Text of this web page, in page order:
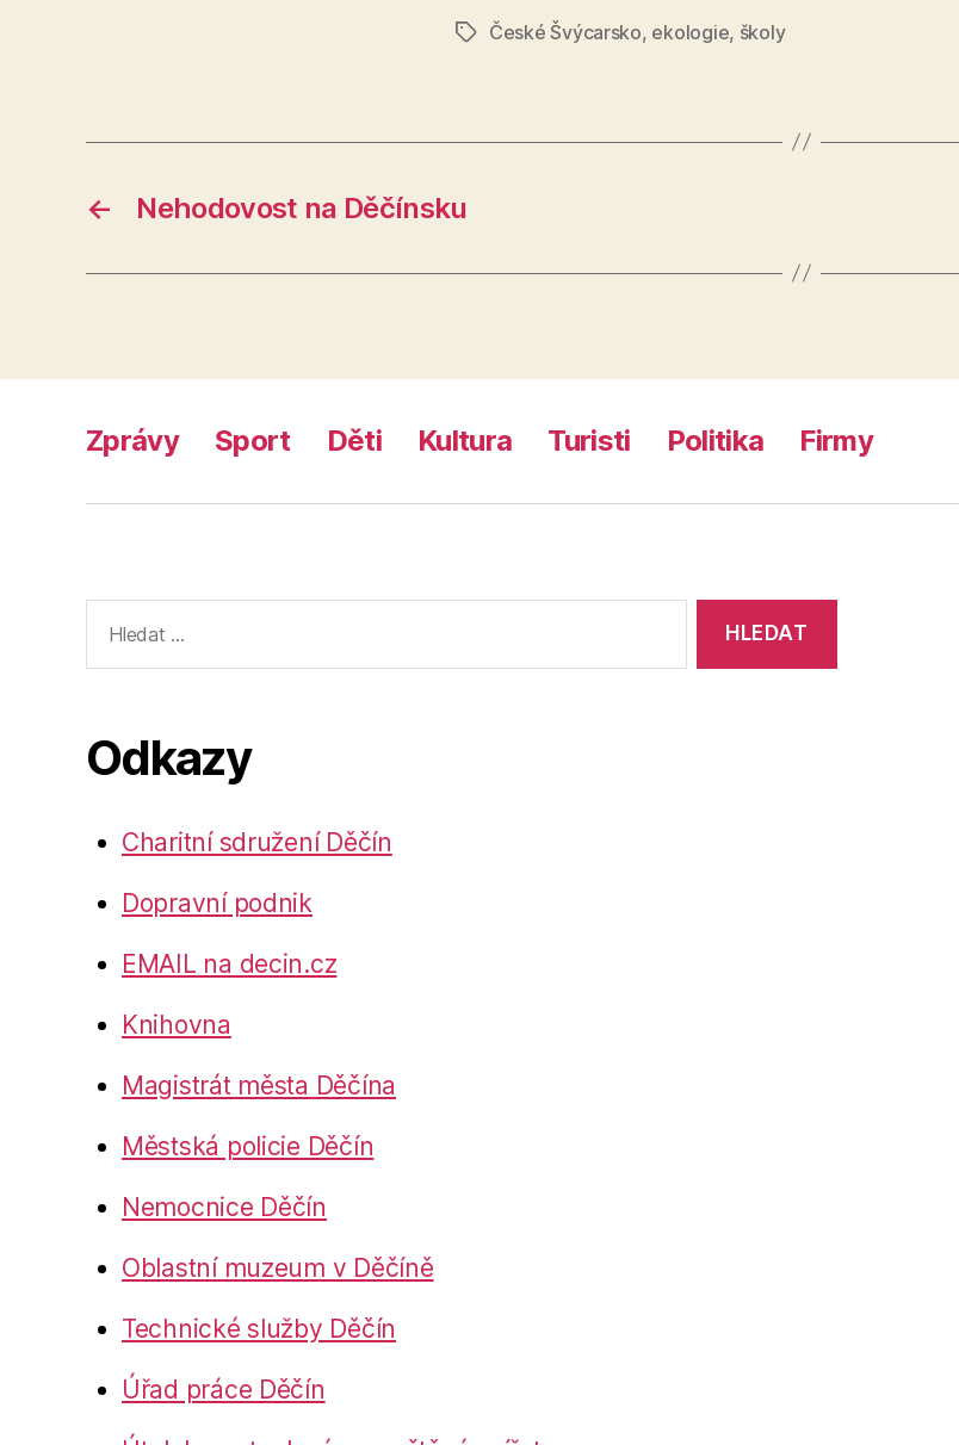
ŠtítkyČeské Švýcarsko, ekologie, školy
← Nehodovost na Děčínsku
Zprávy Sport Děti Kultura Turisti Politika Firmy
vyhledávání:
Odkazy
Charitní sdružení Děčín
Dopravní podnik
EMAIL na decin.cz
Knihovna
Magistrát města Děčína
Městská policie Děčín
Nemocnice Děčín
Oblastní muzeum v Děčíně
Technické služby Děčín
Úřad práce Děčín